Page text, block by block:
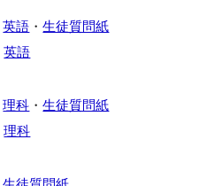
英語 ・生徒質問紙
英語
理科 ・生徒質問紙
理科